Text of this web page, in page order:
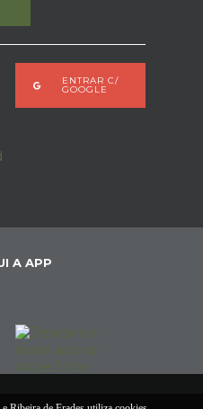
ENTRAR C/
GOOGLE
A APP